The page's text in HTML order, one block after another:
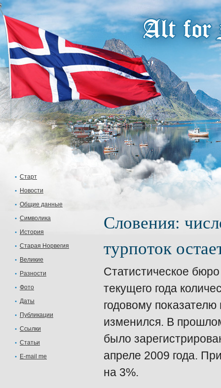
Старт
Новости
Общие данные
Символика
История
Старая Норвегия
Великие
Разности
Фото
Даты
Публикации
Ссылки
Статьи
E-mail me
Словения:
турпоток
Статистическое
текущего года
годовому
изменился. В
было
апреле 2009 года.
на 3%.